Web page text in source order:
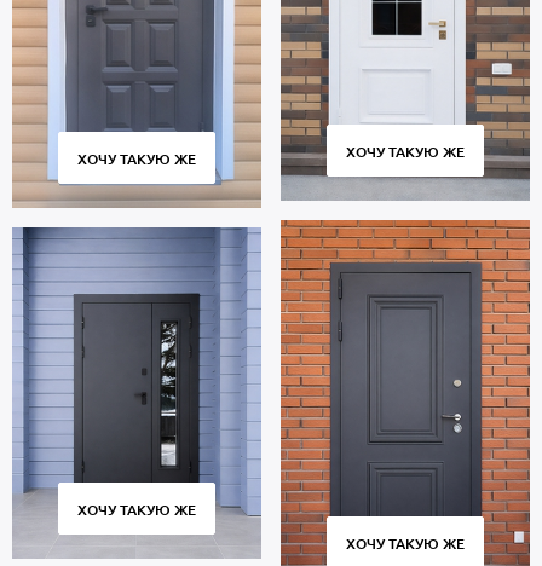
ХОЧУ ТАКУЮ ЖЕ
ХОЧУ ТАКУЮ ЖЕ
ХОЧУ ТАКУЮ ЖЕ
ХОЧУ ТАКУЮ ЖЕ